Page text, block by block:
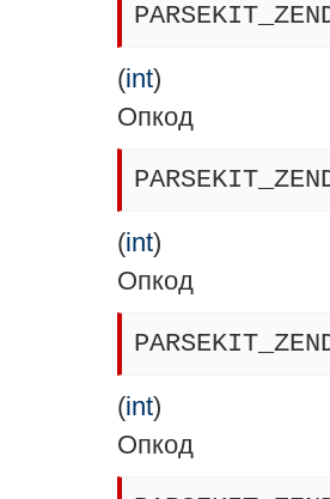
(int)
Опкод
(int)
Опкод
(int)
Опкод